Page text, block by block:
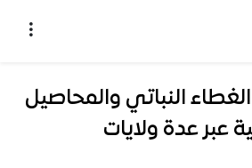
النباتي والمحاصيل
عبر عدة ولايات